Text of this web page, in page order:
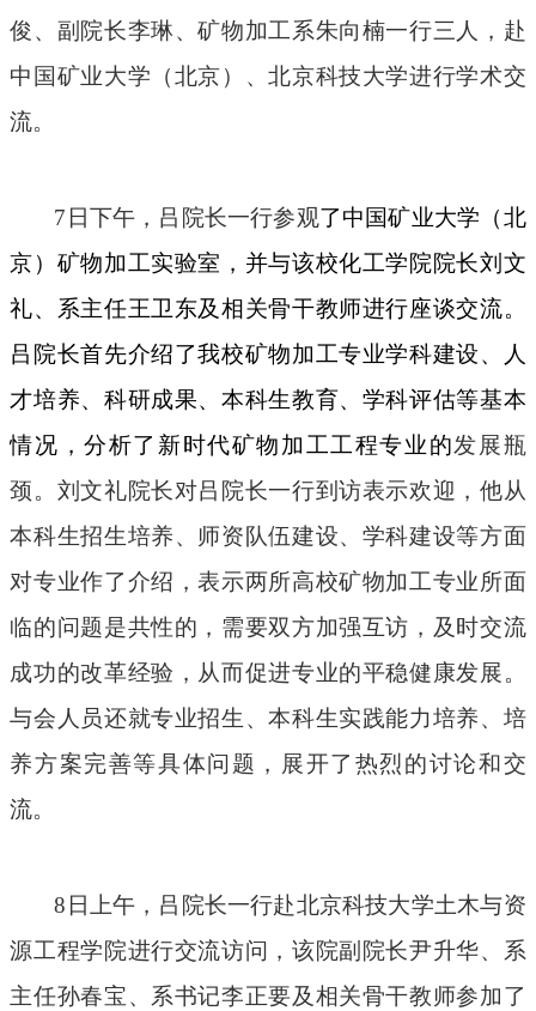
俊、副院长李琳、矿物加工系朱向楠一行三人，赴
中国矿业大学（北京）、北京科技大学进行学术交
流。
7日下午，吕院长一行参观了中国矿业大学（北
京）矿物加工实验室，并与该校化工学院院长刘文
礼、系主任王卫东及相关骨干教师进行座谈交流。
吕院长首先介绍了我校矿物加工专业学科建设、人
才培养、科研成果、本科生教育、学科评估等基本
情况，分析了新时代矿物加工工程专业的发展瓶
颈。刘文礼院长对吕院长一行到访表示欢迎，他从
本科生招生培养、师资队伍建设、学科建设等方面
对专业作了介绍，表示两所高校矿物加工专业所面
临的问题是共性的，需要双方加强互访，及时交流
成功的改革经验，从而促进专业的平稳健康发展。
与会人员还就专业招生、本科生实践能力培养、培
养方案完善等具体问题，展开了热烈的讨论和交
流。
8日上午，吕院长一行赴北京科技大学土木与资
源工程学院进行交流访问，该院副院长尹升华、系
主任孙春宝、系书记李正要及相关骨干教师参加了